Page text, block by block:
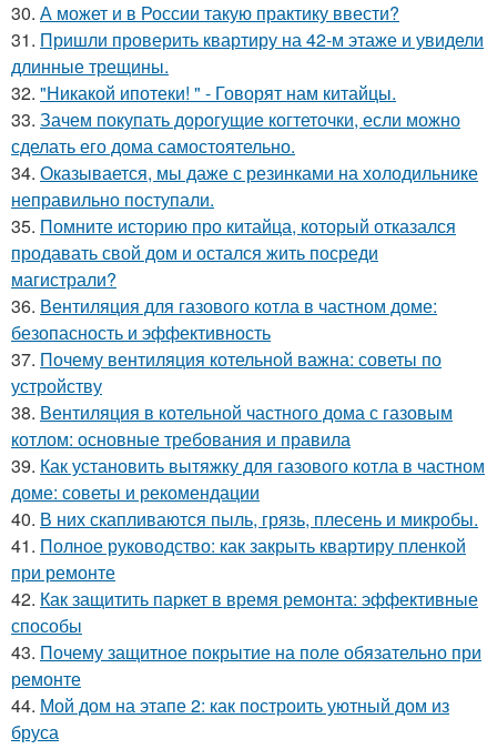
30. А может и в России такую практику ввести?
31. Пришли проверить квартиру на 42-м этаже и увидели
длинные трещины.
32. "Никакой ипотеки! " - Говорят нам китайцы.
33. Зачем покупать дорогущие когтеточки, если можно
сделать его дома самостоятельно.
34. Оказывается, мы даже с резинками на холодильнике
неправильно поступали.
35. Помните историю про китайца, который отказался
продавать свой дом и остался жить посреди
магистрали?
36. Вентиляция для газового котла в частном доме:
безопасность и эффективность
37. Почему вентиляция котельной важна: советы по
устройству
38. Вентиляция в котельной частного дома с газовым
котлом: основные требования и правила
39. Как установить вытяжку для газового котла в частном
доме: советы и рекомендации
40. В них скапливаются пыль, грязь, плесень и микробы.
41. Полное руководство: как закрыть квартиру пленкой
при ремонте
42. Как защитить паркет в время ремонта: эффективные
способы
43. Почему защитное покрытие на поле обязательно при
ремонте
44. Мой дом на этапе 2: как построить уютный дом из
бруса